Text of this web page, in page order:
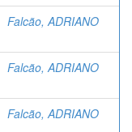
Falcão, ADRIANO
Falcão, ADRIANO
Falcão, ADRIANO